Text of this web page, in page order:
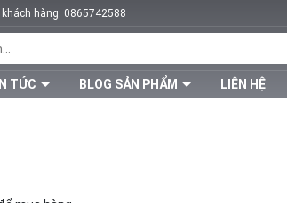
hàng: 0865742588
TỨC BLOG SẢN PHẨM LIÊN HỆ